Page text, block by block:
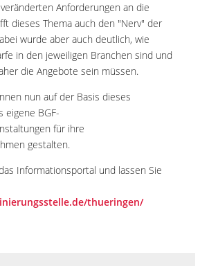
Anforderungen an die
dieses Thema auch den "Nerv" der
wurde aber auch deutlich, wie
in den jeweiligen Branchen sind und
die Angebote sein müssen.
nun auf der Basis dieses
eigene BGF-
für ihre
gestalten.
Informationsportal und lassen Sie
thueringen/